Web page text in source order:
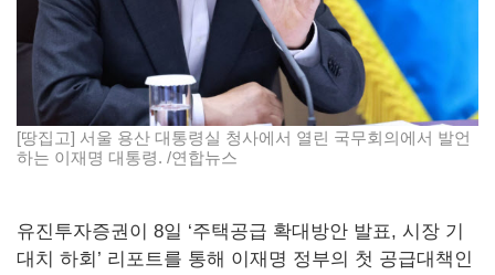
[땅집고] 서울 용산 대통령실 청사에서 열린 국무회의에서 발언
하는 이재명 대통령. /연합뉴스
유진투자증권이 8일 ‘주택공급 확대방안 발표, 시장 기
대치 하회’ 리포트를 통해 이재명 정부의 첫 공급대책인